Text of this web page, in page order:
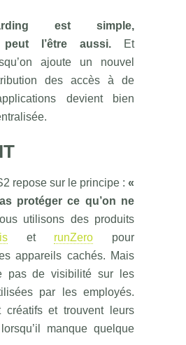
est simple,
peut l’être aussi. Et
ajoute un nouvel
des accès à de
devient bien
repose sur le principe : «
protéger ce qu’on ne
utilisons des produits
et runZero pour
appareils cachés. Mais
pas de visibilité sur les
par les employés.
créatifs et trouvent leurs
manque quelque